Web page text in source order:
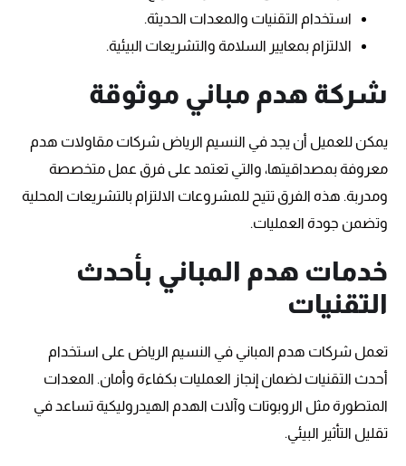
استخدام التقنيات والمعدات الحديثة.
الالتزام بمعايير السلامة والتشريعات البيئية.
شركة هدم مباني موثوقة
يمكن للعميل أن يجد في النسيم الرياض شركات مقاولات هدم
معروفة بمصداقيتها، والتي تعتمد على فرق عمل متخصصة
ومدربة. هذه الفرق تتيح للمشروعات الالتزام بالتشريعات المحلية
وتضمن جودة العمليات.
خدمات هدم المباني بأحدث
التقنيات
تعمل شركات هدم المباني في النسيم الرياض على استخدام
أحدث التقنيات لضمان إنجاز العمليات بكفاءة وأمان. المعدات
المتطورة مثل الروبوتات وآلات الهدم الهيدروليكية تساعد في
تقليل التأثير البيئي.